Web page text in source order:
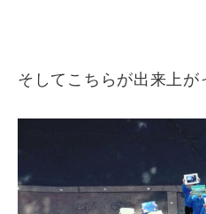
そしてこちらが出来上が